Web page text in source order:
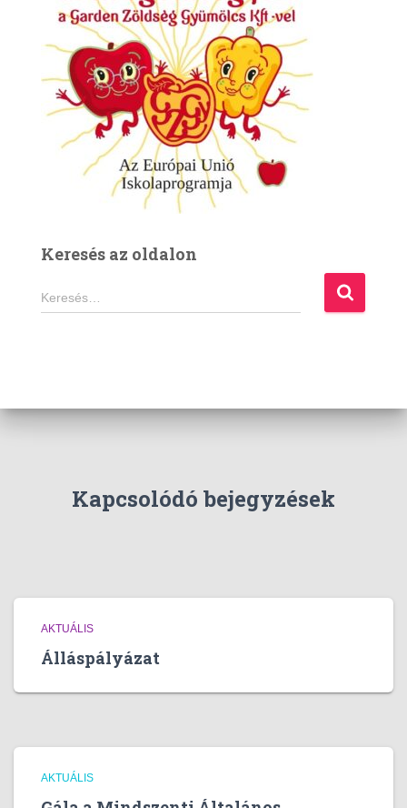
Keresés az oldalon
K
e
s
Keresés…
Kapcsolódó bejegyzések
AKTUÁLIS
Álláspályázat
AKTUÁLIS